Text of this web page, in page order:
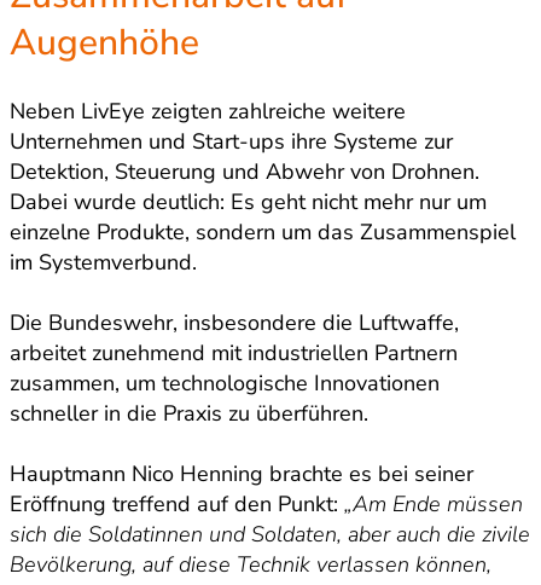
Augenhöhe
Neben LivEye zeigten zahlreiche weitere
Unternehmen und Start-ups ihre Systeme zur
Detektion, Steuerung und Abwehr von Drohnen.
Dabei wurde deutlich: Es geht nicht mehr nur um
einzelne Produkte, sondern um das Zusammenspiel
im Systemverbund.
Die Bundeswehr, insbesondere die Luftwaffe,
arbeitet zunehmend mit industriellen Partnern
zusammen, um technologische Innovationen
schneller in die Praxis zu überführen.
Hauptmann Nico Henning brachte es bei seiner
Eröffnung treffend auf den Punkt: „Am Ende müssen
sich die Soldatinnen und Soldaten, aber auch die zivile
Bevölkerung, auf diese Technik verlassen können,